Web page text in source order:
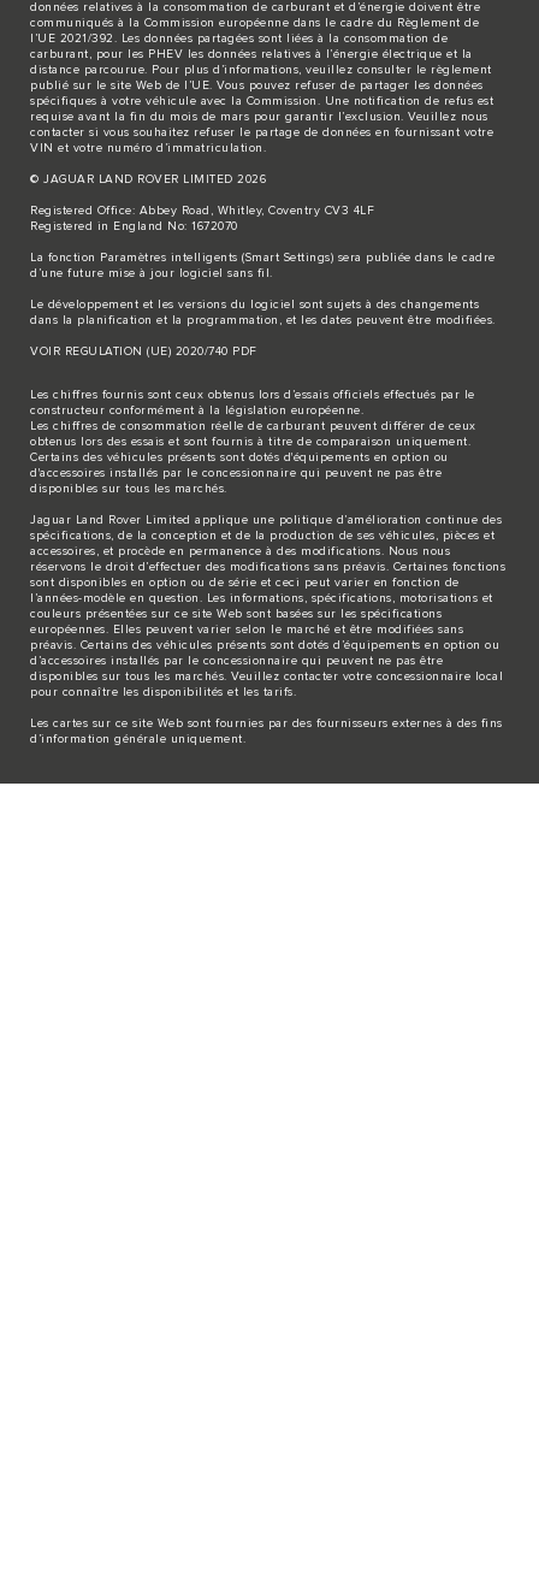
données relatives à la consommation de carburant et d’énergie doivent être
communiqués à la Commission européenne dans le cadre du Règlement de
l’UE 2021/392. Les données partagées sont liées à la consommation de
carburant, pour les PHEV les données relatives à l’énergie électrique et la
distance parcourue. Pour plus d’informations, veuillez consulter le règlement
publié sur le site Web de l’UE. Vous pouvez refuser de partager les données
spécifiques à votre véhicule avec la Commission. Une notification de refus est
requise avant la fin du mois de mars pour garantir l’exclusion. Veuillez nous
contacter si vous souhaitez refuser le partage de données en fournissant votre
VIN et votre numéro d’immatriculation.
© JAGUAR LAND ROVER LIMITED 2026
Registered Office: Abbey Road, Whitley, Coventry CV3 4LF
Registered in England No: 1672070
La fonction Paramètres intelligents (Smart Settings) sera publiée dans le cadre
d’une future mise à jour logiciel sans fil.
Le développement et les versions du logiciel sont sujets à des changements
dans la planification et la programmation, et les dates peuvent être modifiées.
VOIR REGULATION (UE) 2020/740 PDF
Les chiffres fournis sont ceux obtenus lors d’essais officiels effectués par le
constructeur conformément à la législation européenne.
Les chiffres de consommation réelle de carburant peuvent différer de ceux
obtenus lors des essais et sont fournis à titre de comparaison uniquement.
Certains des véhicules présents sont dotés d'équipements en option ou
d'accessoires installés par le concessionnaire qui peuvent ne pas être
disponibles sur tous les marchés.
Jaguar Land Rover Limited applique une politique d’amélioration continue des
spécifications, de la conception et de la production de ses véhicules, pièces et
accessoires, et procède en permanence à des modifications. Nous nous
réservons le droit d’effectuer des modifications sans préavis. Certaines fonctions
sont disponibles en option ou de série et ceci peut varier en fonction de
l’années-modèle en question. Les informations, spécifications, motorisations et
couleurs présentées sur ce site Web sont basées sur les spécifications
européennes. Elles peuvent varier selon le marché et être modifiées sans
préavis. Certains des véhicules présents sont dotés d’équipements en option ou
d’accessoires installés par le concessionnaire qui peuvent ne pas être
disponibles sur tous les marchés. Veuillez contacter votre concessionnaire local
pour connaître les disponibilités et les tarifs.
Les cartes sur ce site Web sont fournies par des fournisseurs externes à des fins
d’information générale uniquement.